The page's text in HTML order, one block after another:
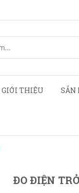
GIỚI THIỆU SẢN
ĐO ĐIỆN